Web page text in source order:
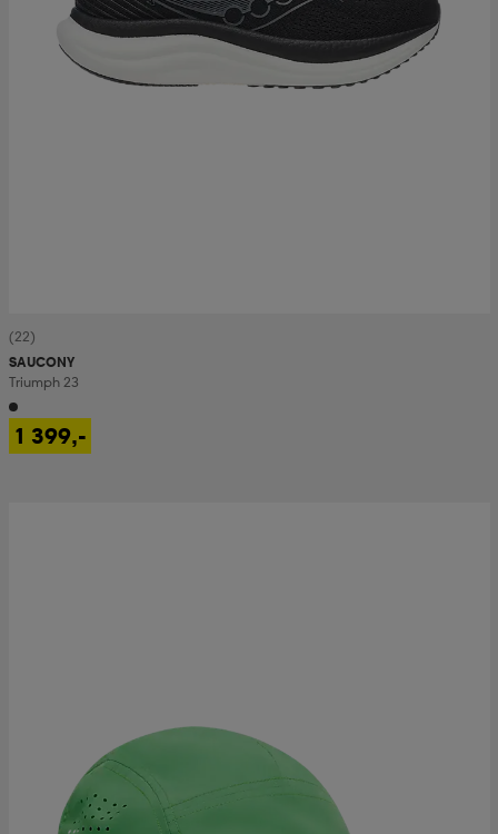
(22)
SAUCONY
Triumph 23
1 399,-